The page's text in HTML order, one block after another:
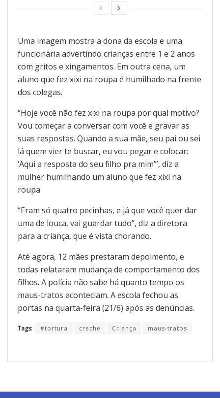
Uma imagem mostra a dona da escola e uma
funcionária advertindo crianças entre 1 e 2 anos
com gritos e xingamentos. Em outra cena, um
aluno que fez xixi na roupa é humilhado na frente
dos colegas.
“Hoje você não fez xixi na roupa por qual motivo?
Vou começar a conversar com você e gravar as
suas respostas. Quando a sua mãe, seu pai ou sei
lá quem vier te buscar, eu vou pegar e colocar:
‘Aqui a resposta do seu filho pra mim’”, diz a
mulher humilhando um aluno que fez xixi na
roupa.
“Eram só quatro pecinhas, e já que você quer dar
uma de louca, vai guardar tudo”, diz a diretora
para a criança, que é vista chorando.
Até agora, 12 mães prestaram depoimento, e
todas relataram mudança de comportamento dos
filhos. A polícia não sabe há quanto tempo os
maus-tratos aconteciam. A escola fechou as
portas na quarta-feira (21/6) após as denúncias.
Tags: #tortura creche Criança maus-tratos